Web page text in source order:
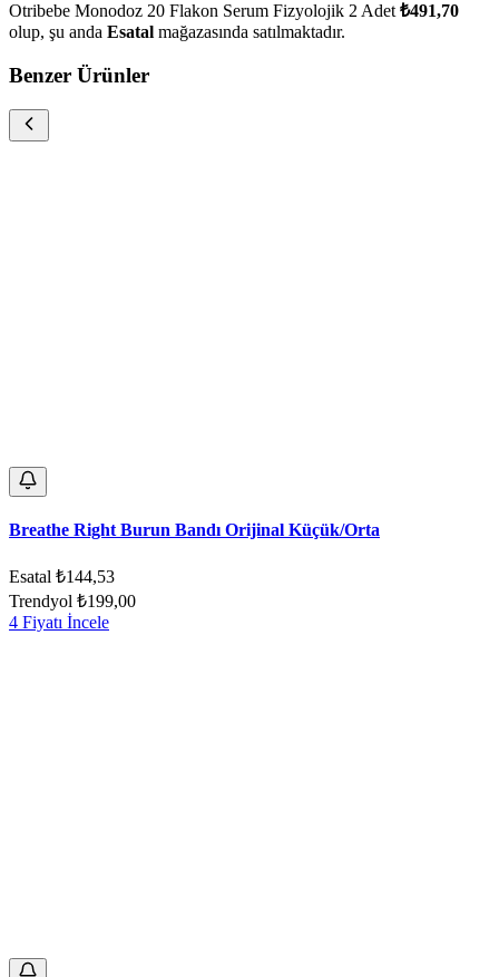
Otribebe Monodoz 20 Flakon Serum Fizyolojik 2 Adet₺491,70
olup, şu anda Esatal mağazasında satılmaktadır.
Benzer Ürünler
Breathe Right Burun Bandı Orijinal Küçük/Orta
Esatal ₺144,53
Trendyol ₺199,00
4 Fiyatı İncele